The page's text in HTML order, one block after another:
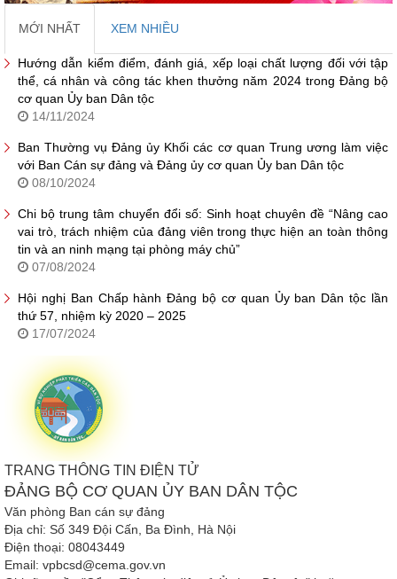
MỚI NHẤT XEM NHIỀU
Hướng dẫn kiểm điểm, đánh giá, xếp loại chất lượng đối với tập
thể, cá nhân và công tác khen thưởng năm 2024 trong Đảng bộ
cơ quan Ủy ban Dân tộc
14/11/2024
Ban Thường vụ Đảng ủy Khối các cơ quan Trung ương làm việc
với Ban Cán sự đảng và Đảng ủy cơ quan Ủy ban Dân tộc
08/10/2024
Chi bộ trung tâm chuyển đổi số: Sinh hoạt chuyên đề “Nâng cao
vai trò, trách nhiệm của đảng viên trong thực hiện an toàn thông
tin và an ninh mạng tại phòng máy chủ”
07/08/2024
Hội nghị Ban Chấp hành Đảng bộ cơ quan Ủy ban Dân tộc lần
thứ 57, nhiệm kỳ 2020 – 2025
17/07/2024
TRANG THÔNG TIN ĐIỆN TỬ
ĐẢNG BỘ CƠ QUAN ỦY BAN DÂN TỘC
Văn phòng Ban cán sự đảng
Địa chỉ: Số 349 Đội Cấn, Ba Đình, Hà Nội
Điện thoại: 08043449
Email: vpbcsd@cema.gov.vn